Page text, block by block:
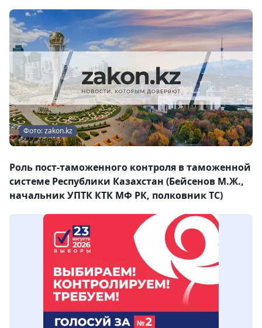
Фото: zakon.kz
Роль пост-таможенного контроля в таможенной
системе Республики Казахстан (Бейсенов М.Ж.,
начальник УПТК КТК МФ РК, полковник ТС)